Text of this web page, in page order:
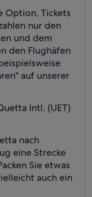
Option, Tickets
nur den
und dem
den Flughäfen
auf unserer
Intl. (UET)
nach
eine Strecke
Sie etwas
auch ein